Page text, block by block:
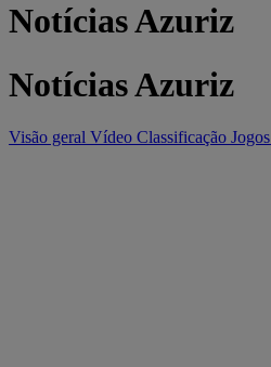
Notícias Azuriz
Notícias Azuriz
Visão geral Vídeo Classificação Jogos